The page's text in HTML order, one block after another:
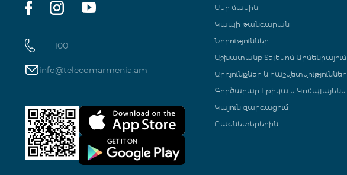
100
info@telecomarmenia.am
Մեր մասին
Կապի թանգարան
Նորություններ
Աշխատանք Տելեկոմ Արմենիայում
Արդյունքներ և հաշվետվություններ
Գործարար Էթիկա և Կոմպլայենս
Կայուն զարգացում
Բաժնետերերին